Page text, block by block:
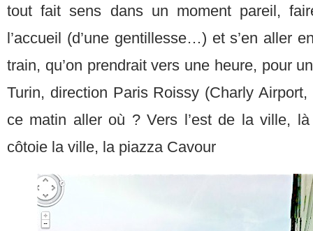
tout fait sens dans un moment pareil,
l’accueil (d’une gentillesse…) et s’en aller
train, qu’on prendrait vers une heure, pour
Turin, direction Paris Roissy (Charly
ce matin aller où ? Vers l’est de la ville, là
côtoie la ville, la piazza Cavour